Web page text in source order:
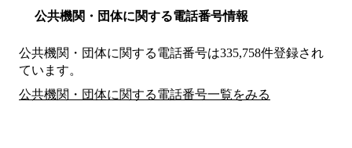
公共機関・団体に関する電話番号情報
公共機関・団体に関する電話番号は335,758件登録され
ています。
公共機関・団体に関する電話番号一覧をみる